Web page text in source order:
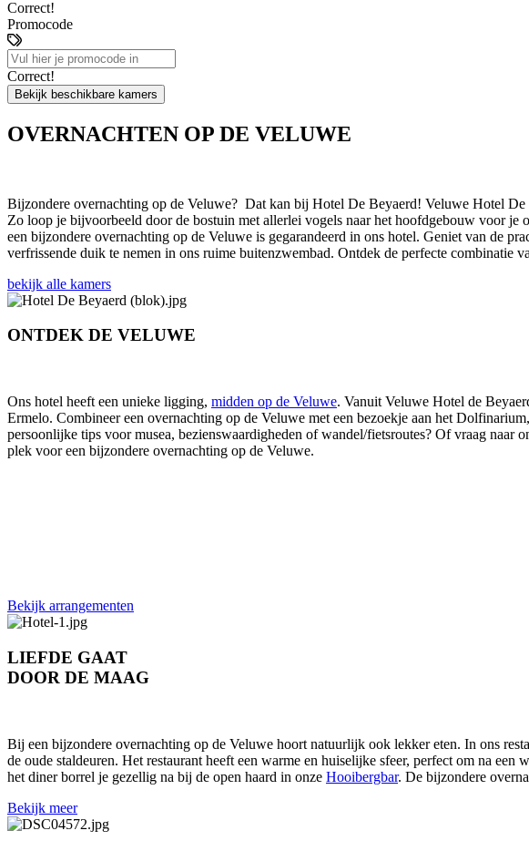
Correct!
Promocode
Correct!
Bekijk beschikbare kamers
OVERNACHTEN OP DE VELUWE
Bijzondere overnachting op de Veluwe? Dat kan bij Hotel De Beyaerd! Veluwe Hotel De
Zo loop je bijvoorbeeld door de bostuin met allerlei vogels naar het hoofdgebouw voor
een bijzondere overnachting op de Veluwe is gegarandeerd in ons hotel. Geniet van de
verfrissende duik te nemen in ons ruime buitenzwembad. Ontdek de perfecte
bekijk alle kamers
ONTDEK DE VELUWE
Ons hotel heeft een unieke ligging, midden op de Veluwe. Vanuit Veluwe Hotel de
Ermelo. Combineer een overnachting op de Veluwe met een bezoekje aan het
persoonlijke tips voor musea, bezienswaardigheden of wandel/fietsroutes? Of vraag naar
plek voor een bijzondere overnachting op de Veluwe.
Bekijk arrangementen
LIEFDE GAAT
DOOR DE MAAG
Bij een bijzondere overnachting op de Veluwe hoort natuurlijk ook lekker eten. In ons
de oude staldeuren. Het restaurant heeft een warme en huiselijke sfeer, perfect om na
het diner borrel je gezellig na bij de open haard in onze Hooibergbar. De bijzondere
Bekijk meer